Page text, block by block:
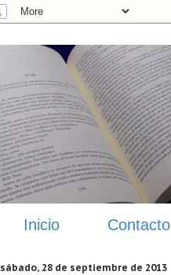
Inicio Contacto
sábado, 28 de septiembre de 2013